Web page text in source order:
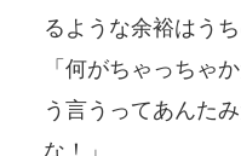
るような余裕はうち
「何がちゃっちゃ
う言うってあんた
な！」